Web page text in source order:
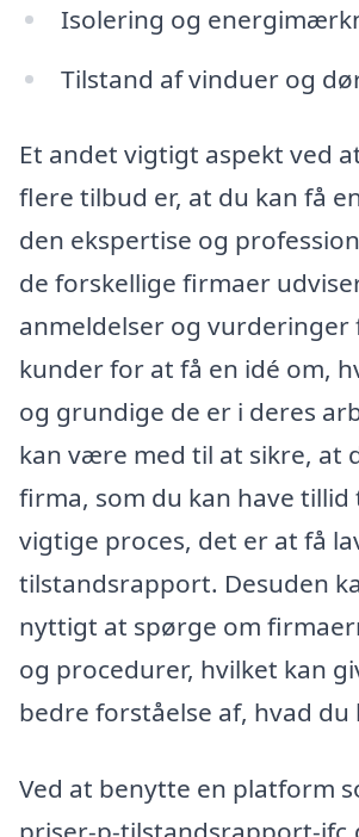
Isolering og
Tilstand af vinduer og
Et andet vigtigt aspekt ved
flere tilbud er, at du kan få
den ekspertise og
de forskellige firmaer
anmeldelser og vurderinger
kunder for at få en idé om,
og grundige de er i deres
kan være med til at sikre, at
firma, som du kan have tillid
vigtige proces, det er at få
tilstandsrapport. Desuden
nyttigt at spørge om
og procedurer, hvilket kan
bedre forståelse af, hvad
Ved at benytte en platform